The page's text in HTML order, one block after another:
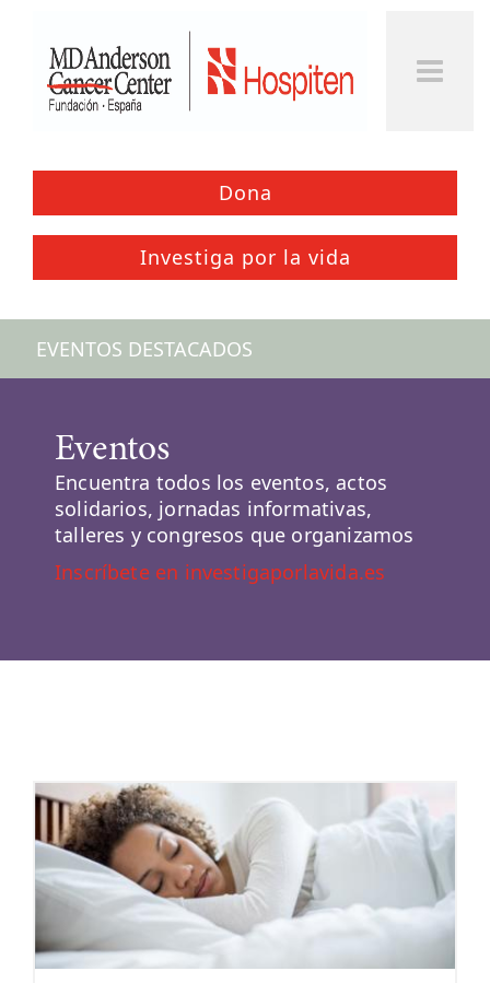
Dona
Investiga por la vida
EVENTOS DESTACADOS
Eventos
Encuentra todos los eventos, actos
solidarios, jornadas informativas,
talleres y congresos que organizamos
Inscríbete en investigaporlavida.es